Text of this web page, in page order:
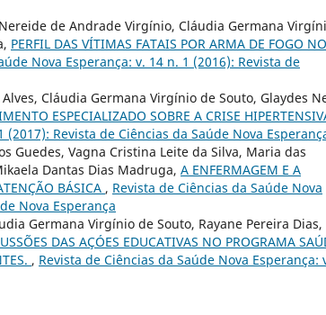
de Andrade Virgínio, Cláudia Germana
PERFIL DAS VÍTIMAS FATAIS POR ARMA DE FOGO NO
Nova Esperança: v. 14 n. 1 (2016): Revista de
Cláudia Germana Virgínio de Souto, Glaydes
ESPECIALIZADO SOBRE A CRISE
Revista de Ciências da Saúde Nova
Guedes, Vagna Cristina Leite da Silva, Maria das
Dantas Dias Madruga, A ENFERMAGEM E A
BÁSICA , Revista de Ciências da Saúde Nova
Nova Esperança
Germana Virgínio de Souto, Rayane Pereira Dias,
DAS AÇÓES EDUCATIVAS NO PROGRAMA
, Revista de Ciências da Saúde Nova Esperança: